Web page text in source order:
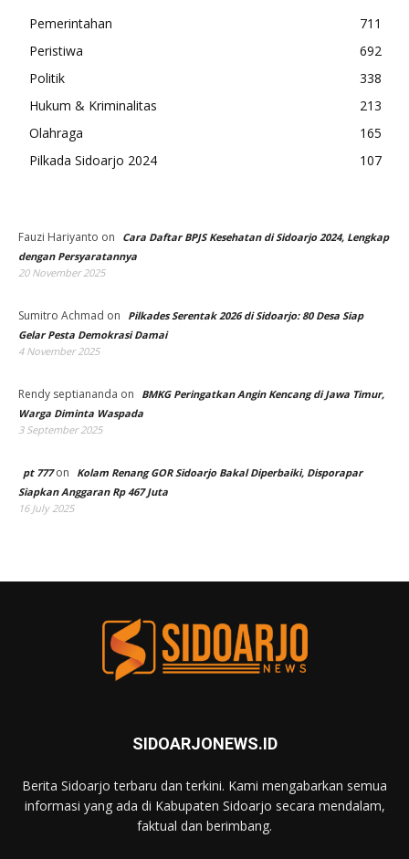
Pemerintahan
711
Peristiwa
692
Politik
338
Hukum & Kriminalitas
213
Olahraga
165
Pilkada Sidoarjo 2024
107
Fauzi Hariyanto on
Cara Daftar BPJS Kesehatan di Sidoarjo 2024, Lengkap
dengan Persyaratannya
20 November 2025
Sumitro Achmad on
Pilkades Serentak 2026 di Sidoarjo: 80 Desa Siap
Gelar Pesta Demokrasi Damai
4 November 2025
Rendy septiananda on
BMKG Peringatkan Angin Kencang di Jawa Timur,
Warga Diminta Waspada
3 September 2025
pt 777on
Kolam Renang GOR Sidoarjo Bakal Diperbaiki, Disporapar
Siapkan Anggaran Rp 467 Juta
16 July 2025
SIDOARJONEWS.ID
Berita Sidoarjo terbaru dan terkini. Kami mengabarkan semua
informasi yang ada di Kabupaten Sidoarjo secara mendalam,
faktual dan berimbang.